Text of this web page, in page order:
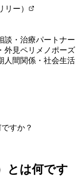
ー）
談・治療パートナー
外見ペリメノポーズ
人間関係・社会生活
すか？
とは何です